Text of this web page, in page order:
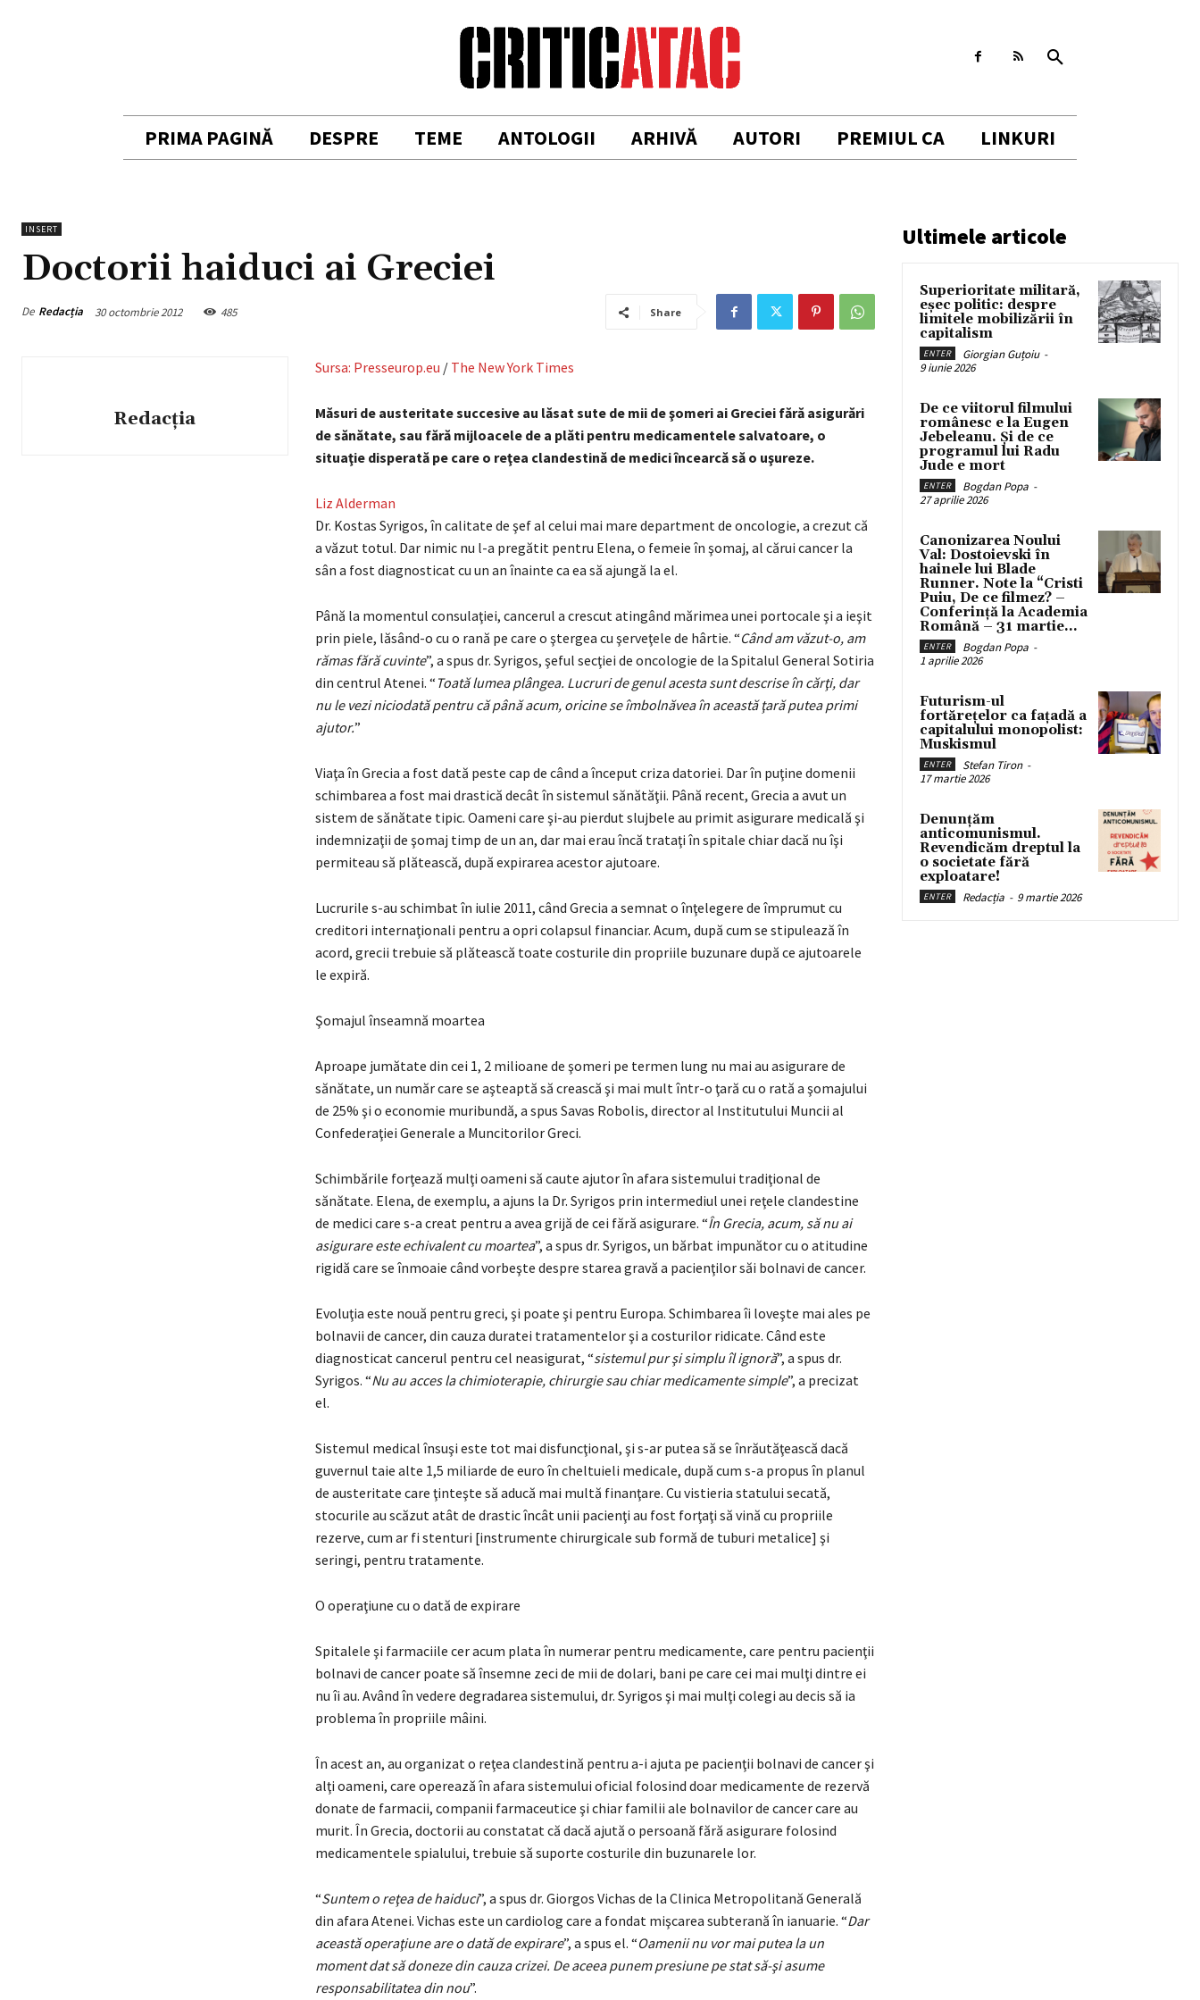
PRIMA PAGINĂ DESPRE TEME ANTOLOGII ARHIVĂ AUTORI PREMIUL CA LINKURI
INSERT
Doctorii haiduci ai Greciei
De Redacția 30 octombrie 2012 485 Share
Redacția
Sursa: Presseurop.eu / The New York Times
Măsuri de austeritate succesive au lăsat sute de mii de şomeri ai Greciei fără asigurări
de sănătate, sau fără mijloacele de a plăti pentru medicamentele salvatoare, o
situaţie disperată pe care o reţea clandestină de medici încearcă să o uşureze.
Liz Alderman
Dr. Kostas Syrigos, în calitate de şef al celui mai mare department de oncologie, a crezut că
a văzut totul. Dar nimic nu l-a pregătit pentru Elena, o femeie în şomaj, al cărui cancer la
sân a fost diagnosticat cu un an înainte ca ea să ajungă la el.
Până la momentul consulaţiei, cancerul a crescut atingând mărimea unei portocale şi a ieşit
prin piele, lăsând-o cu o rană pe care o ştergea cu şerveţele de hârtie. “Când am văzut-o, am
rămas fără cuvinte”, a spus dr. Syrigos, şeful secţiei de oncologie de la Spitalul General Sotiria
din centrul Atenei. “ Toată lumea plângea. Lucruri de genul acesta sunt descrise în cărţi, dar
nu le vezi niciodată pentru că până acum, oricine se îmbolnăvea în această ţară putea primi
ajutor.”
Viaţa în Grecia a fost dată peste cap de când a început criza datoriei. Dar în puţine domenii
schimbarea a fost mai drastică decât în sistemul sănătăţii. Până recent, Grecia a avut un
sistem de sănătate tipic. Oameni care şi-au pierdut slujbele au primit asigurare medicală şi
indemnizaţii de şomaj timp de un an, dar mai erau încă trataţi în spitale chiar dacă nu îşi
permiteau să plătească, după expirarea acestor ajutoare.
Lucrurile s-au schimbat în iulie 2011, când Grecia a semnat o înţelegere de împrumut cu
creditori internaţionali pentru a opri colapsul financiar. Acum, după cum se stipulează în
acord, grecii trebuie să plătească toate costurile din propriile buzunare după ce ajutoarele
le expiră.
Şomajul înseamnă moartea
Aproape jumătate din cei 1, 2 milioane de şomeri pe termen lung nu mai au asigurare de
sănătate, un număr care se aşteaptă să crească şi mai mult într-o ţară cu o rată a şomajului
de 25% şi o economie muribundă, a spus Savas Robolis, director al Institutului Muncii al
Confederaţiei Generale a Muncitorilor Greci.
Schimbările forţează mulţi oameni să caute ajutor în afara sistemului tradiţional de
sănătate. Elena, de exemplu, a ajuns la Dr. Syrigos prin intermediul unei reţele clandestine
de medici care s-a creat pentru a avea grijă de cei fără asigurare. “În Grecia, acum, să nu ai
asigurare este echivalent cu moartea”, a spus dr. Syrigos, un bărbat impunător cu o atitudine
rigidă care se înmoaie când vorbeşte despre starea gravă a pacienţilor săi bolnavi de cancer.
Evoluţia este nouă pentru greci, şi poate şi pentru Europa. Schimbarea îi loveşte mai ales pe
bolnavii de cancer, din cauza duratei tratamentelor şi a costurilor ridicate. Când este
diagnosticat cancerul pentru cel neasigurat, “sistemul pur şi simplu îl ignoră”, a spus dr.
Syrigos. “Nu au acces la chimioterapie, chirurgie sau chiar medicamente simple”, a precizat
el.
Sistemul medical însuşi este tot mai disfuncţional, şi s-ar putea să se înrăutăţească dacă
guvernul taie alte 1,5 miliarde de euro în cheltuieli medicale, după cum s-a propus în planul
de austeritate care ţinteşte să aducă mai multă finanţare. Cu vistieria statului secată,
stocurile au scăzut atât de drastic încât unii pacienţi au fost forţaţi să vină cu propriile
rezerve, cum ar fi stenturi [instrumente chirurgicale sub formă de tuburi metalice] şi
seringi, pentru tratamente.
O operaţiune cu o dată de expirare
Spitalele şi farmaciile cer acum plata în numerar pentru medicamente, care pentru pacienţii
bolnavi de cancer poate să însemne zeci de mii de dolari, bani pe care cei mai mulţi dintre ei
nu îi au. Având în vedere degradarea sistemului, dr. Syrigos şi mai mulţi colegi au decis să ia
problema în propriile mâini.
În acest an, au organizat o reţea clandestină pentru a-i ajuta pe pacienţii bolnavi de cancer şi
alţi oameni, care operează în afara sistemului oficial folosind doar medicamente de rezervă
donate de farmacii, companii farmaceutice şi chiar familii ale bolnavilor de cancer care au
murit. În Grecia, doctorii au constatat că dacă ajută o persoană fără asigurare folosind
medicamentele spialului, trebuie să suporte costurile din buzunarele lor.
“Suntem o reţea de haiduci”, a spus dr. Giorgos Vichas de la Clinica Metropolitană Generală
din afara Atenei. Vichas este un cardiolog care a fondat mişcarea subterană în ianuarie. “Dar
această operaţiune are o dată de expirare”, a spus el. “Oamenii nu vor mai putea la un
moment dat să doneze din cauza crizei. De aceea punem presiune pe stat să-şi asume
responsabilitatea din nou”.
Ultimele articole
Superioritate militară,
eșec politic: despre
limitele mobilizării în
capitalism
ENTER Giorgian Guțoiu -
9 iunie 2026
De ce viitorul filmului
românesc e la Eugen
Jebeleanu. Și de ce
programul lui Radu
Jude e mort
ENTER Bogdan Popa -
27 aprilie 2026
Canonizarea Noului
Val: Dostoievski în
hainele lui Blade
Runner. Note la “Cristi
Puiu, De ce filmez? –
Conferință la Academia
Română – 31 martie...
ENTER Bogdan Popa -
1 aprilie 2026
Futurism-ul
fortărețelor ca fațadă a
capitalului monopolist:
Muskismul
ENTER Stefan Tiron -
17 martie 2026
Denunțăm
anticomunismul.
Revendicăm dreptul la
o societate fără
exploatare!
ENTER Redacția - 9 martie 2026